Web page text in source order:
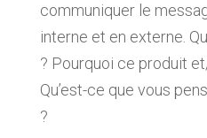
communiquer le
interne et en externe.
? Pourquoi ce produit
Qu’est-ce que vous
?